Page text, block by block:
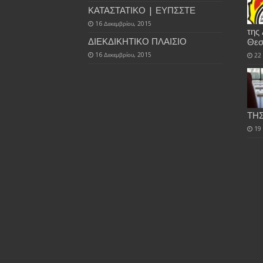
ΚΑΤΑΣΤΑΤΙΚΟ | ΕΥΠΣΣΤΕ
16 Δεκεμβρίου, 2015
ΔΙΕΚΔΙΚΗΤΙΚΟ ΠΛΑΙΣΙΟ
16 Δεκεμβρίου, 2015 22
19